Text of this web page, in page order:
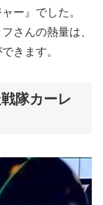
ー』でした。
さんの熱量は、
きます。
隊カーレ